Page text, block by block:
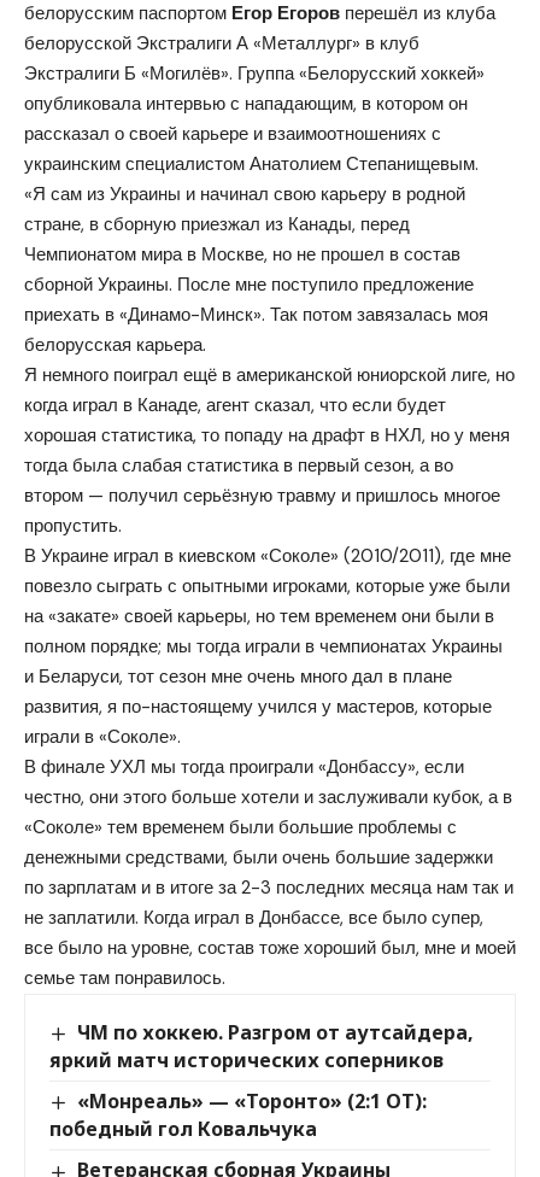
белорусским паспортом Егор Егоров перешёл из клуба
белорусской Экстралиги А «Металлург» в клуб
Экстралиги Б «Могилёв». Группа «Белорусский хоккей»
опубликовала интервью с нападающим, в котором он
рассказал о своей карьере и взаимоотношениях с
украинским специалистом Анатолием Степанищевым.
«Я сам из Украины и начинал свою карьеру в родной
стране, в сборную приезжал из Канады, перед
Чемпионатом мира в Москве, но не прошел в состав
сборной Украины. После мне поступило предложение
приехать в «Динамо-Минск». Так потом завязалась моя
белорусская карьера.
Я немного поиграл ещё в американской юниорской лиге, но
когда играл в Канаде, агент сказал, что если будет
хорошая статистика, то попаду на драфт в НХЛ, но у меня
тогда была слабая статистика в первый сезон, а во
втором — получил серьёзную травму и пришлось многое
пропустить.
В Украине играл в киевском «Соколе» (2010/2011), где мне
повезло сыграть с опытными игроками, которые уже были
на «закате» своей карьеры, но тем временем они были в
полном порядке; мы тогда играли в чемпионатах Украины
и Беларуси, тот сезон мне очень много дал в плане
развития, я по-настоящему учился у мастеров, которые
играли в «Соколе».
В финале УХЛ мы тогда проиграли «Донбассу», если
честно, они этого больше хотели и заслуживали кубок, а в
«Соколе» тем временем были большие проблемы с
денежными средствами, были очень большие задержки
по зарплатам и в итоге за 2-3 последних месяца нам так и
не заплатили. Когда играл в Донбассе, все было супер,
все было на уровне, состав тоже хороший был, мне и моей
семье там понравилось.
ЧМ по хоккею. Разгром от аутсайдера,
яркий матч исторических соперников
«Монреаль» — «Торонто» (2:1 ОТ):
победный гол Ковальчука
Ветеранская сборная Украины